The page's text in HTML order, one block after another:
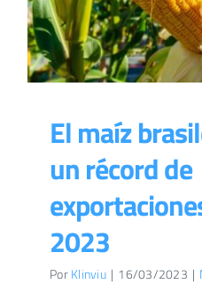
El maíz
un récord de
2023
PorKlinviu | 16/03/2023 |